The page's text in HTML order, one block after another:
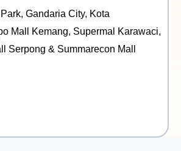
Gandaria City, Kota
Mall Kemang, Supermal Karawaci,
Serpong & Summarecon Mall